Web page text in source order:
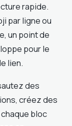
rapide.
par ligne ou
un point de
pour le
lien.
des
créez des
bloc